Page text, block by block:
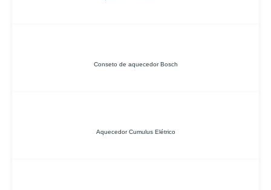
Conseto de aquecedor Bosch
Aquecedor Cumulus Elétrico